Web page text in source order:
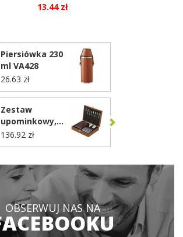
13.44 zł
Piersiówka 230
ml VA428
26.63 zł
Zestaw
upominkowy,
piersiówka 175
ml, kieliszek 30
karty oraz kości
do gry VA374
136.92 zł
OBSERWUJ NAS NA